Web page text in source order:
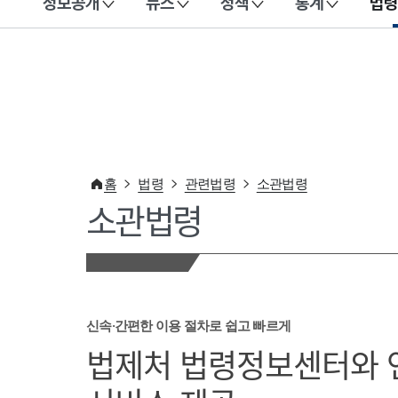
이 누리집은 대한민국 공식 전자정부 누리집입니다.
홈 법령 관련법령 소관법령
소관법령
신속·간편한 이용 절차로 쉽고 빠르게
법제처 법령정보센터와